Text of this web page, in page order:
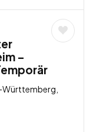
–
Württemberg,